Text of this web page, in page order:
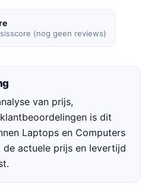
(nog geen reviews)
van prijs,
is dit
Laptops en Computers
de actuele prijs en levertijd